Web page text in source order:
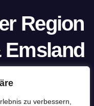
zu verbessern,
Region
Emsland